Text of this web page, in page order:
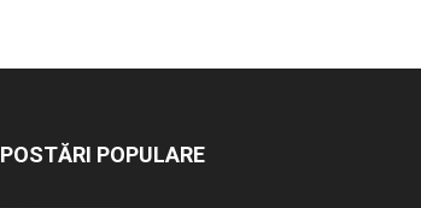
POSTĂRI POPULARE